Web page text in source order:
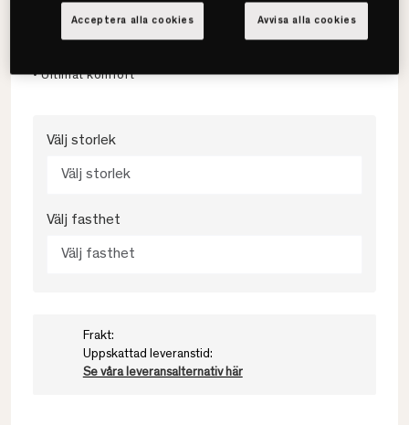
• Tryckavlastande
• Ultimat komfort
Välj storlek
Välj storlek
Välj fasthet
Välj fasthet
Frakt:
Uppskattad leveranstid:
Se våra leveransalternativ här
Avvisa alla cookies
Acceptera alla cookies